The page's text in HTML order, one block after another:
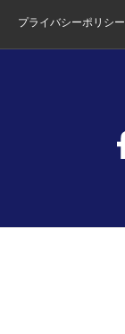
プライバシーポリシー